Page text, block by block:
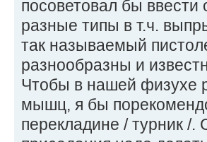
посоветовал бы
разные типы в т.ч.
так называемый
разнообразны и
Чтобы в нашей физухе
мышц, я бы
перекладине / турник /